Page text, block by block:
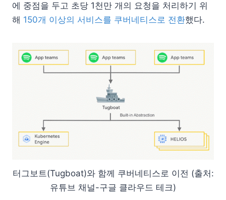
에 중점을 두고 초당 1천만 개의 요청을 처리하기 위
해 150개 이상의 서비스를 쿠버네티스로 전환했다.
터그보트(Tugboat)와 함께 쿠버네티스로 이전 (출처:
유튜브 채널-구글 클라우드 테크)